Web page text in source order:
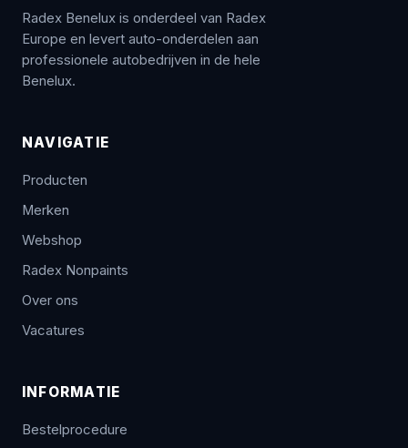
Radex Benelux is onderdeel van Radex
Europe en levert auto-onderdelen aan
professionele autobedrijven in de hele
Benelux.
NAVIGATIE
Producten
Merken
Webshop
Radex Nonpaints
Over ons
Vacatures
INFORMATIE
Bestelprocedure